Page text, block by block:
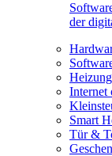
der
Internet
Smart
Tür &